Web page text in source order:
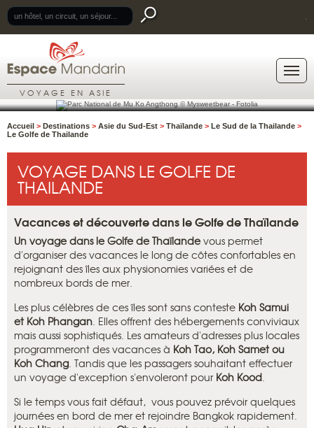
VOYAGE EN ASIE
Accueil > Destinations > Asie du Sud-Est > Thaïlande > Le Sud de la Thailande >
Le Golfe de Thailande
VOYAGE DANS LE GOLFE DE
THAILANDE
Vacances et découverte dans le Golfe de Thaïlande
Un voyage dans le Golfe de Thaïlande vous permet
d'organiser des vacances le long de côtes confortables en
rejoignant des îles aux physionomies variées et de
nombreux bords de mer.
Les plus célèbres de ces îles sont sans conteste Koh Samui
et Koh Phangan. Elles offrent des hébergements conviviaux
mais aussi sophistiqués. Les amateurs d'adresses plus locales
programmeront des vacances à Koh Tao, Koh Samet ou
Koh Chang. Tandis que les passagers souhaitant effectuer
un voyage d'exception s'envoleront pour Koh Kood.
Si le temps vous fait défaut, vous pouvez prévoir quelques
journées en bord de mer et rejoindre Bangkok rapidement.